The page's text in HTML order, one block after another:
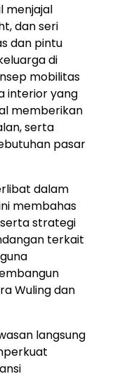
menjajal
dan seri
dan pintu
di
mobilitas
interior yang
memberikan
serta
pasar
dalam
membahas
strategi
terkait
Wuling dan
langsung